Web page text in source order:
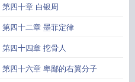
读
第四十章 白银周
第四十二章 墨菲定律
第四十四章 挖骨人
第四十六章 卑鄙的右翼分子